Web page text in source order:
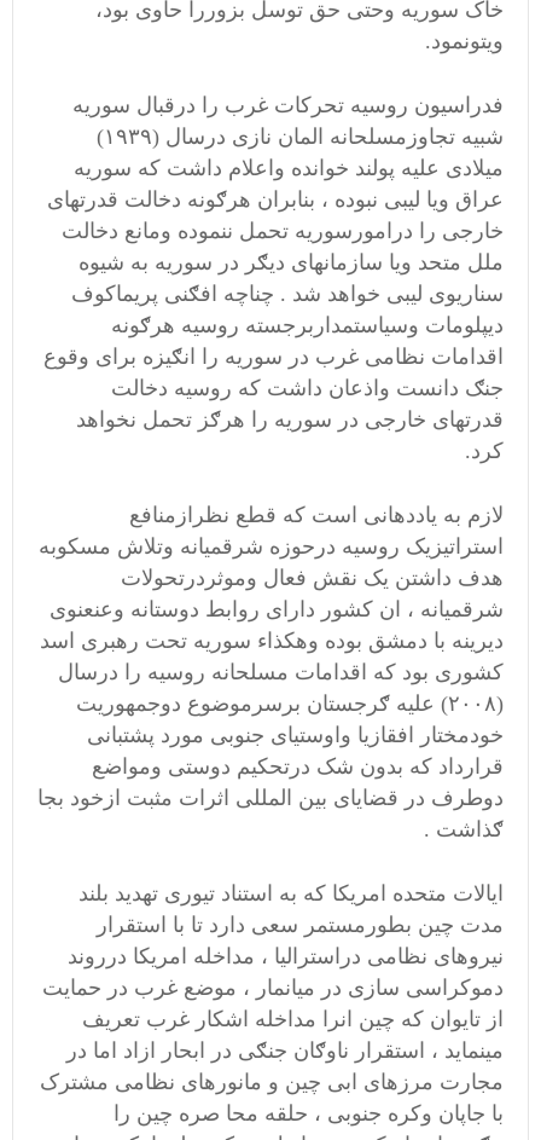
خاک سوریه وحتی حق توسل بزوررا حاوی بود،
ویتونمود.
فدراسیون روسیه تحرکات غرب را درقبال سوریه
شبیه تجاوزمسلحانه المان نازی درسال (۱۹۳۹)
میلادی علیه پولند خوانده واعلام داشت که سوریه
عراق ویا لیبی نبوده ، بنابران هرګونه دخالت قدرتهای
خارجی را درامورسوریه تحمل ننموده ومانع دخالت
ملل متحد ویا سازمانهای دیګر در سوریه به شیوه
سناریوی لیبی خواهد شد . چناچه افګنی پریماکوف
دیپلومات وسیاستمداربرجسته روسیه هرګونه
اقدامات نظامی غرب در سوریه را انګیزه برای وقوع
جنګ دانست واذعان داشت که روسیه دخالت
قدرتهای خارجی در سوریه را هرګز تحمل نخواهد
کرد.
لازم به یاددهانی است که قطع نظرازمنافع
استراتیزیک روسیه درحوزه شرقمیانه وتلاش مسکوبه
هدف داشتن یک نقش فعال وموثردرتحولات
شرقمیانه ، ان کشور دارای روابط دوستانه وعنعنوی
دیرینه با دمشق بوده وهکذاء سوریه تحت رهبری اسد
کشوری بود که اقدامات مسلحانه روسیه را درسال
(۲۰۰۸) علیه ګرجستان برسرموضوع دوجمهوریت
خودمختار افقازیا واوستیای جنوبی مورد پشتبانی
قرارداد که بدون شک درتحکیم دوستی ومواضع
دوطرف در قضایای بین المللی اثرات مثبت ازخود بجا
ګذاشت .
ایالات متحده امریکا که به استناد تیوری تهدید بلند
مدت چین بطورمستمر سعی دارد تا با استقرار
نیروهای نظامی دراسترالیا ، مداخله امریکا درروند
دموکراسی سازی در میانمار ، موضع غرب در حمایت
از تایوان که چین انرا مداخله اشکار غرب تعریف
مینماید ، استقرار ناوګان جنګی در ابحار ازاد اما در
مجارت مرزهای ابی چین و مانورهای نظامی مشترک
با جاپان وکره جنوبی ، حلقه محا صره چین را